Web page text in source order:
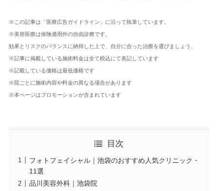
※この記事は「医療広告ガイドライン」に沿って執筆しています。
※美容医療は保険適用外の自由診療です。
効果とリスクのバランスに納得した上で、自分に合った治療を選びましょう。
※記事に掲載している施術料金は全て税込にて表記しています
※記載している価格は最低価格です
※院ごとに施術内容や料金の異なる場合があります
※本ページはプロモーションが含まれています
目次
フォトフェイシャル｜池袋のおすすめ人気クリニック・
11選
品川美容外科｜池袋院